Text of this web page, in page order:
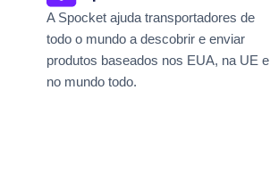
A Spocket ajuda transportadores de
todo o mundo a descobrir e enviar
produtos baseados nos EUA, na UE e
no mundo todo.